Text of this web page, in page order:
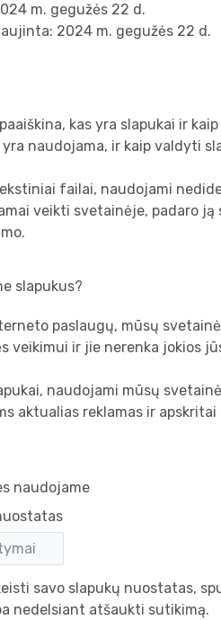
m. gegužės 22 d.
2024 m. gegužės 22 d.
kas yra slapukai ir
naudojama, ir kaip valdyti
failai, naudojami
veikti svetainėje, padaro
slapukus?
paslaugų, mūsų
veikimui ir jie nerenka jokios
naudojami mūsų
aktualias reklamas ir
naudojame
savo slapukų nuostatas,
nedelsiant atšaukti sutikimą.